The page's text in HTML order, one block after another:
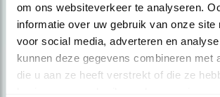
om ons websiteverkeer te analyseren.
informatie over uw gebruik van onze site
voor social media, adverteren en
kunnen deze gegevens combineren met
die u aan ze heeft verstrekt of die ze
Op de hoogte blijven?
over vogels en activiteiten van
AANMELDEN VOGELNIEUWS